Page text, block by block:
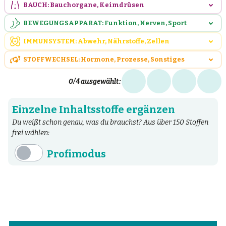
BAUCH: Bauchorgane, Keimdrüsen
BEWEGUNGSAPPARAT: Funktion, Nerven, Sport
IMMUNSYSTEM: Abwehr, Nährstoffe, Zellen
STOFFWECHSEL: Hormone, Prozesse, Sonstiges
0/4 ausgewählt:
Einzelne Inhaltsstoffe ergänzen
Du weißt schon genau, was du brauchst? Aus über 150 Stoffen
frei wählen:
Profimodus